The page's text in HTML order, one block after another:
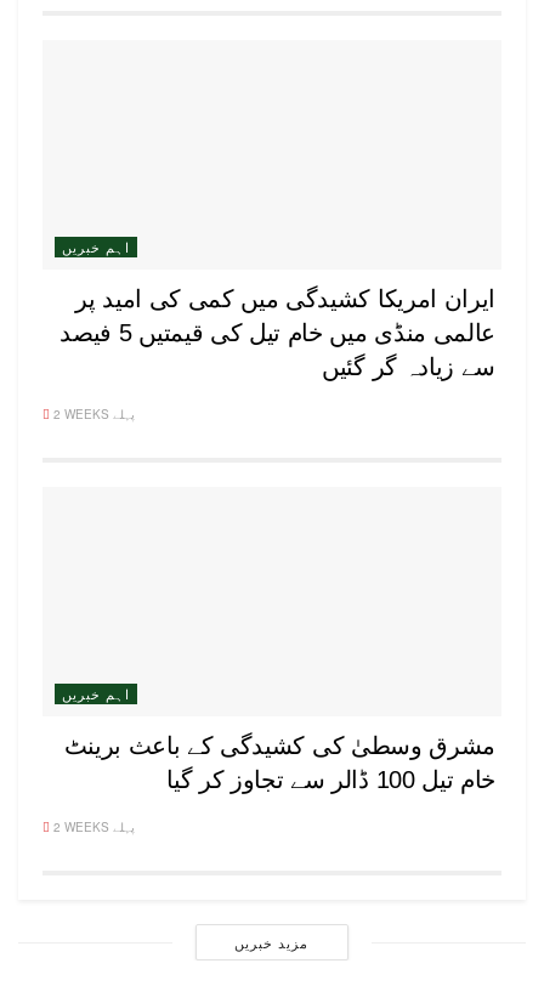
اہم خبریں
ایران امریکا کشیدگی میں کمی کی امید پر
عالمی منڈی میں خام تیل کی قیمتیں 5 فیصد
سے زیادہ گر گئیں
2 WEEKS پہلے
اہم خبریں
مشرق وسطیٰ کی کشیدگی کے باعث برینٹ
خام تیل 100 ڈالر سے تجاوز کر گیا
2 WEEKS پہلے
مزید خبریں